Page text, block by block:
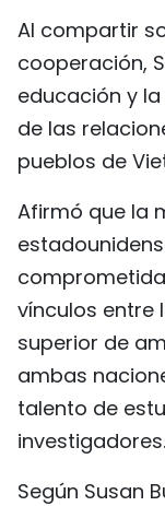
Al compartir
cooperación,
educación y
de las
pueblos de
Afirmó que la
vínculos entre
superior de
ambas
talento de
investigadores.
Según Susan